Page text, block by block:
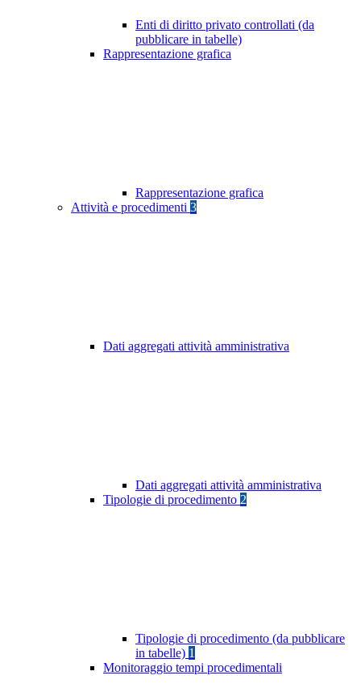
Enti di diritto privato controllati (da
pubblicare in tabelle)
Rappresentazione grafica
Rappresentazione grafica
Attività e procedimenti 3
Dati aggregati attività amministrativa
Dati aggregati attività amministrativa
Tipologie di procedimento 2
Tipologie di procedimento (da pubblicare
in tabelle) 1
Monitoraggio tempi procedimentali